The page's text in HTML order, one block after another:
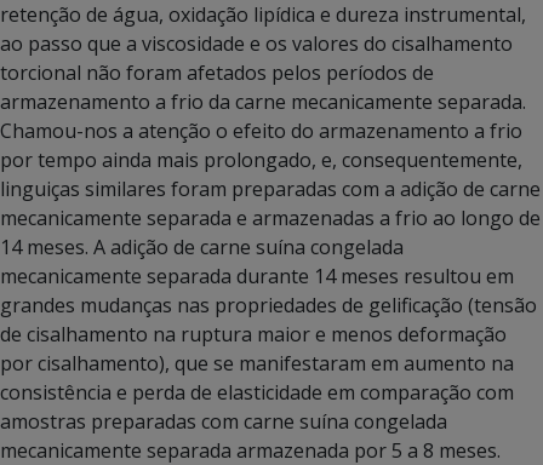
retenção de água, oxidação lipídica e dureza instrumental,
ao passo que a viscosidade e os valores do cisalhamento
torcional não foram afetados pelos períodos de
armazenamento a frio da carne mecanicamente separada.
Chamou-nos a atenção o efeito do armazenamento a frio
por tempo ainda mais prolongado, e, consequentemente,
linguiças similares foram preparadas com a adição de carne
mecanicamente separada e armazenadas a frio ao longo de
14 meses. A adição de carne suína congelada
mecanicamente separada durante 14 meses resultou em
grandes mudanças nas propriedades de gelificação (tensão
de cisalhamento na ruptura maior e menos deformação
por cisalhamento), que se manifestaram em aumento na
consistência e perda de elasticidade em comparação com
amostras preparadas com carne suína congelada
mecanicamente separada armazenada por 5 a 8 meses.